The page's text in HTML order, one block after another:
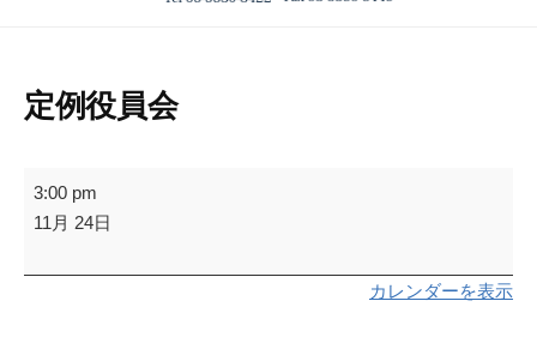
定例役員会
定
例
員
3:00 pm
11月 24日
カレンダーを表示